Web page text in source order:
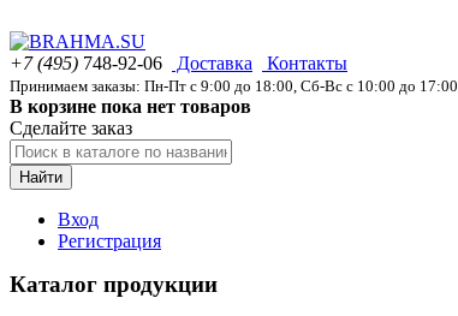
+7 (495) 748-92-06 Доставка Контакты
Принимаем заказы: Пн-Пт с 9:00 до 18:00, Сб-Вс с 10:00 до 17:00
В корзине пока нет товаров
Сделайте заказ
Найти
Вход
Регистрация
Каталог продукции